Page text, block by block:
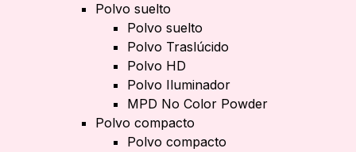
Polvo suelto
Polvo suelto
Polvo Traslúcido
Polvo HD
Polvo Iluminador
MPD No Color Powder
Polvo compacto
Polvo compacto